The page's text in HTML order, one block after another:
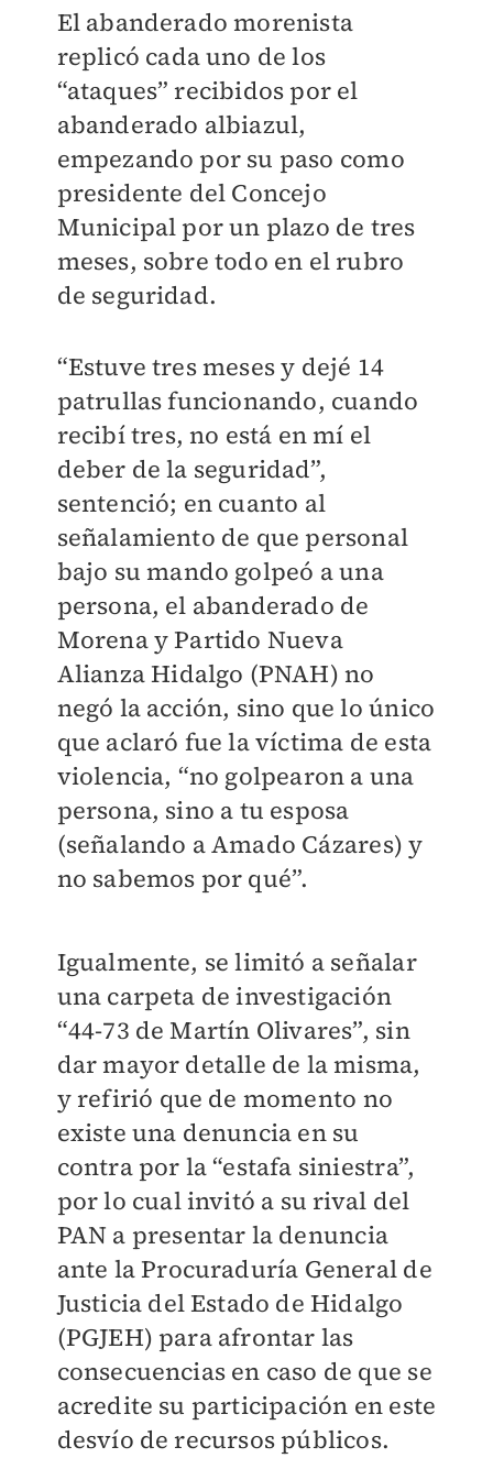
El abanderado morenista
replicó cada uno de los
“ataques” recibidos por el
abanderado albiazul,
empezando por su paso como
presidente del Concejo
Municipal por un plazo de tres
meses, sobre todo en el rubro
de seguridad.
“Estuve tres meses y dejé 14
patrullas funcionando, cuando
recibí tres, no está en mí el
deber de la seguridad”,
sentenció; en cuanto al
señalamiento de que personal
bajo su mando golpeó a una
persona, el abanderado de
Morena y Partido Nueva
Alianza Hidalgo (PNAH) no
negó la acción, sino que lo único
que aclaró fue la víctima de esta
violencia, “no golpearon a una
persona, sino a tu esposa
(señalando a Amado Cázares) y
no sabemos por qué”.
Igualmente, se limitó a señalar
una carpeta de investigación
“44-73 de Martín Olivares”, sin
dar mayor detalle de la misma,
y refirió que de momento no
existe una denuncia en su
contra por la “estafa siniestra”,
por lo cual invitó a su rival del
PAN a presentar la denuncia
ante la Procuraduría General de
Justicia del Estado de Hidalgo
(PGJEH) para afrontar las
consecuencias en caso de que se
acredite su participación en este
desvío de recursos públicos.